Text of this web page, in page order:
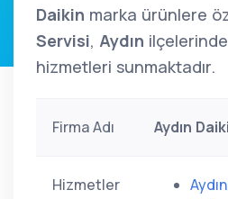
Daikin marka ürünlere
Servisi, Aydın
hizmetleri sunmaktadır.
Firma Adı Aydın
Hizmetler